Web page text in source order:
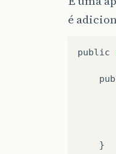
é
public
}